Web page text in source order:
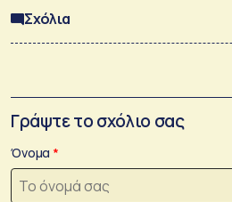
Σχόλια
Γράψτε το σχόλιο σας
Όνομα